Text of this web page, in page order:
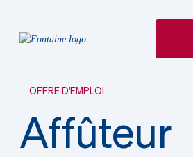
OFFRE D'EMPLOI
Affûteur